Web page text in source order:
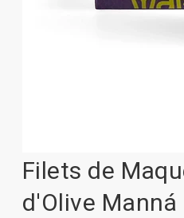
Filets de
d'Olive Manná